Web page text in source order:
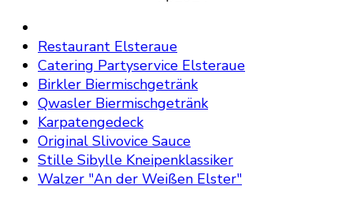
Restaurant Elsteraue
Catering Partyservice Elsteraue
Birkler Biermischgetränk
Qwasler Biermischgetränk
Karpatengedeck
Original Slivovice Sauce
Stille Sibylle Kneipenklassiker
Walzer "An der Weißen Elster"